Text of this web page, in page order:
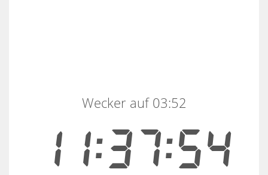
11:37:54
Wecker auf 03:52